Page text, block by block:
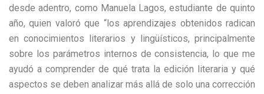
desde adentro, como Manuela Lagos, estudiante de quinto
año, quien valoró que “los aprendizajes obtenidos radican
en conocimientos literarios y lingüísticos, principalmente
sobre los parámetros internos de consistencia, lo que me
ayudó a comprender de qué trata la edición literaria y qué
aspectos se deben analizar más allá de solo una corrección